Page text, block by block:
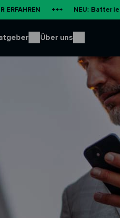
+++ NEU: Batteriespeicher
Über uns